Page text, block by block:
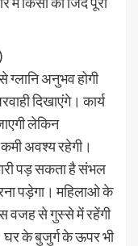
अनुभव होगी
दिखाएंगे। कार्य
लेकिन
अवश्य रहेगी।
पड़ सकता है संभल
पड़ेगा। महिलाओ के
वजह से गुस्से में रहेंगी
घर के बुजुर्ग के ऊपर भी